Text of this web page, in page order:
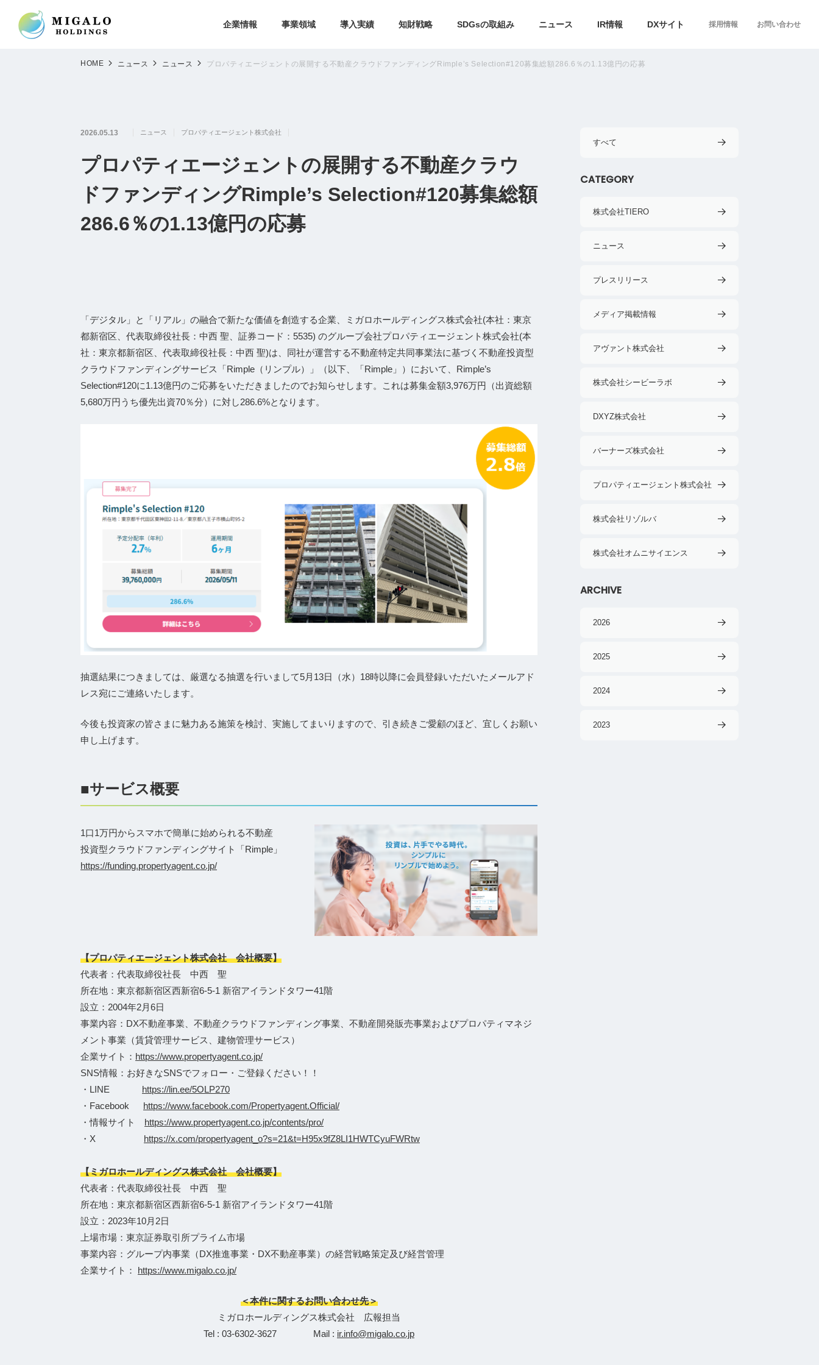
企業情報 事業領域 導入実績 知財戦略 SDGsの取組み ニュース IR情報 DXサイト 採用情報 お問い合わせ
HOME ニュース ニュース プロパティエージェントの展開する不動産クラウドファンディングRimple’s Selection#120募集総額286.6％の1.13億円の応募
2026.05.13 ニュース プロパティエージェント株式会社
プロパティエージェントの展開する不動産クラウ
ドファンディングRimple’s Selection#120募集総額
286.6％の1.13億円の応募
「デジタル」と「リアル」の融合で新たな価値を創造する企業、ミガロホールディングス株式会社(本社：東京
都新宿区、代表取締役社⻑：中⻄ 聖、証券コード：5535) のグループ会社プロパティエージェント株式会社(本
社：東京都新宿区、代表取締役社長：中西 聖)は、同社が運営する不動産特定共同事業法に基づく不動産投資型
クラウドファンディングサービス「Rimple（リンプル）」（以下、「Rimple」）において、Rimple’s
Selection#120に1.13億円のご応募をいただきましたのでお知らせします。これは募集金額3,976万円（出資総額
5,680万円うち優先出資70％分）に対し286.6%となります。
抽選結果につきましては、厳選なる抽選を行いまして5月13日（水）18時以降に会員登録いただいたメールアド
レス宛にご連絡いたします。
今後も投資家の皆さまに魅力ある施策を検討、実施してまいりますので、引き続きご愛顧のほど、宜しくお願い
申し上げます。
■サービス概要
1口1万円からスマホで簡単に始められる不動産
投資型クラウドファンディングサイト「Rimple」
https://funding.propertyagent.co.jp/
【プロパティエージェント株式会社 会社概要】
代表者：代表取締役社長 中西 聖
所在地：東京都新宿区西新宿6-5-1 新宿アイランドタワー41階
設立：2004年2月6日
事業内容：DX不動産事業、不動産クラウドファンディング事業、不動産開発販売事業およびプロパティマネジ
メント事業（賃貸管理サービス、建物管理サービス）
企業サイト： https://www.propertyagent.co.jp/
SNS情報：お好きなSNSでフォロー・ご登録ください！！
・LINE https://lin.ee/5OLP270
・Facebook https://www.facebook.com/Propertyagent.Official/
・情報サイト https://www.propertyagent.co.jp/contents/pro/
・X https://x.com/propertyagent_o?s=21&t=H95x9fZ8LI1HWTCyuFWRtw
【ミガロホールディングス株式会社 会社概要】
代表者：代表取締役社長 中西 聖
所在地：東京都新宿区西新宿6-5-1 新宿アイランドタワー41階
設立：2023年10月2日
上場市場：東京証券取引所プライム市場
事業内容：グループ内事業（DX推進事業・DX不動産事業）の経営戦略策定及び経営管理
企業サイト： https://www.migalo.co.jp/
＜本件に関するお問い合わせ先＞
ミガロホールディングス株式会社 広報担当
Tel : 03-6302-3627 Mail : ir.info@migalo.co.jp
すべて
CATEGORY
株式会社TIERO
ニュース
プレスリリース
メディア掲載情報
アヴァント株式会社
株式会社シービーラボ
DXYZ株式会社
バーナーズ株式会社
プロパティエージェント株式会社
株式会社リゾルバ
株式会社オムニサイエンス
ARCHIVE
2026
2025
2024
2023